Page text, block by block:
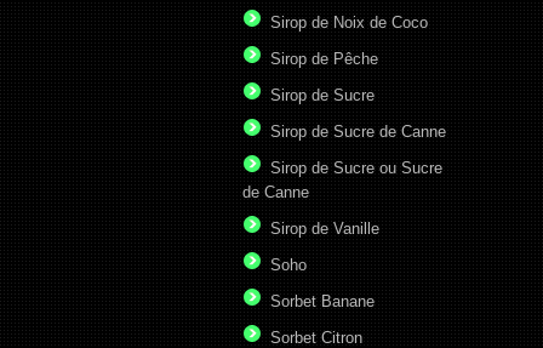
Sirop de Noix de Coco
Sirop de Pêche
Sirop de Sucre
Sirop de Sucre de Canne
Sirop de Sucre ou Sucre
de Canne
Sirop de Vanille
Soho
Sorbet Banane
Sorbet Citron